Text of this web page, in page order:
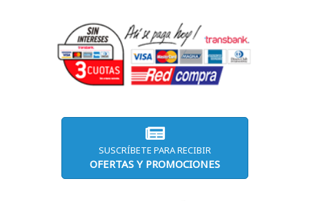
SUSCRÍBETE PARA RECIBIR
OFERTAS Y PROMOCIONES